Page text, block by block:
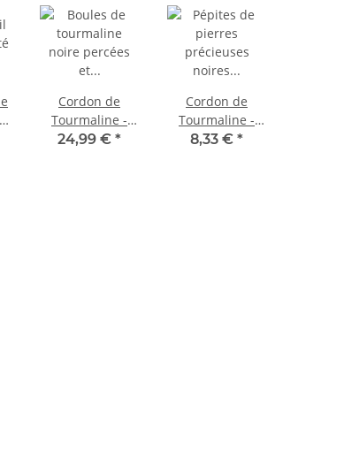
Cordon de
Tourmaline -
boules facettées
24,99 € *
Cordon de
Tourmaline -
forme naturelle
8,33 € *